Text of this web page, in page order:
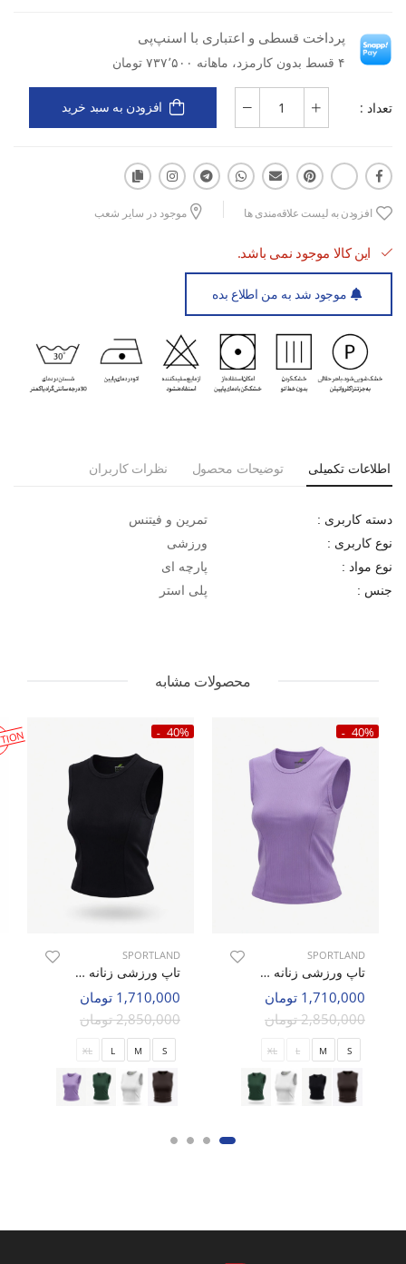
نوع کاربری: ورزشی
نوع مواد: پارچه‌ای
ویژگی‌ها: سبک و خنک، تنفس‌پذیر، جذب و دفع رطوبت، خشک‌شوندگی
سریع، برش ارگونومیک
مزایا: حفظ خشکی بدن در تمرینات شدید، آزادی کامل در حرکت، دوام
بالا و حفظ فرم پس از شستشو
کاربرد: تمرینات فیتنس، باشگاه، دویدن، یوگا، پیلاتس و فعالیت‌های
ورزشی روزمره.
پرداخت قسطی و اعتباری با اسنپ‌پی
۴ قسط بدون کارمزد، ماهانه ۷۳۷٬۵۰۰ تومان
تعداد : افزودن به سبد خرید
افزودن به لیست علاقه‌مندی ها موجود در سایر شعب
این کالا موجود نمی باشد.
موجود شد به من اطلاع بده
اطلاعات تکمیلی توضیحات محصول نظرات کاربران
دسته کاربری : تمرین و فیتنس
نوع کاربری : ورزشی
نوع مواد : پارچه ای
جنس : پلی استر
محصولات مشابه
40%
SPORTLAND
تاپ ورزشی زنانه اسپورتلند Cortina W
1,710,000 تومان
2,850,000 تومان
S
M
L
XL
40%
SPORTLAND
تاپ ورزشی زنانه اسپورتلند Cortina W
1,710,000 تومان
2,850,000 تومان
S
M
L
XL